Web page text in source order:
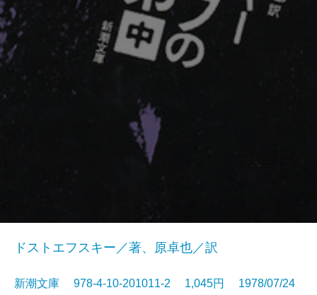
ドストエフスキー／著、原卓也／訳
新潮文庫 978-4-10-201011-2 1,045円 1978/07/24